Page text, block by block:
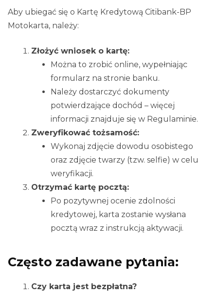
Aby ubiegać się o Kartę Kredytową Citibank-BP
Motokarta, należy:
Złożyć wniosek o kartę:
Można to zrobić online, wypełniając
formularz na stronie banku.
Należy dostarczyć dokumenty
potwierdzające dochód – więcej
informacji znajduje się w Regulaminie.
Zweryfikować tożsamość:
Wykonaj zdjęcie dowodu osobistego
oraz zdjęcie twarzy (tzw. selfie) w celu
weryfikacji.
Otrzymać kartę pocztą:
Po pozytywnej ocenie zdolności
kredytowej, karta zostanie wysłana
pocztą wraz z instrukcją aktywacji.
Często zadawane pytania:
Czy karta jest bezpłatna?